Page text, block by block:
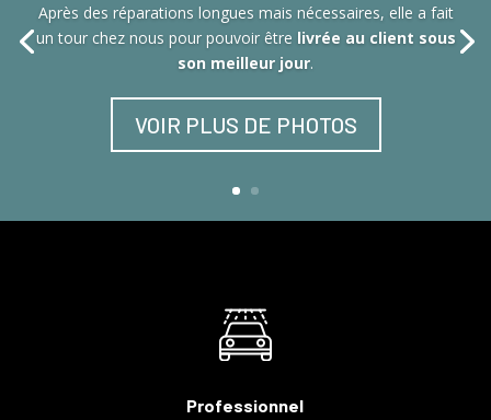
Après des réparations longues mais nécessaires, elle a fait
un tour chez nous pour pouvoir être livrée au client sous
son meilleur jour.
VOIR PLUS DE PHOTOS
Professionnel